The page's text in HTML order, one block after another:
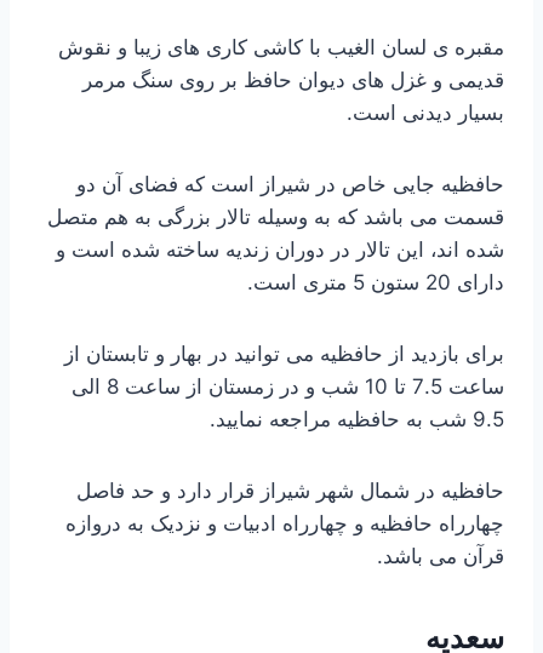
مقبره ی لسان الغیب با کاشی کاری های زیبا و نقوش
قدیمی و غزل های دیوان حافظ بر روی سنگ مرمر
بسیار دیدنی است.
حافظیه جایی خاص در شیراز است که فضای آن دو
قسمت می باشد که به وسیله تالار بزرگی به هم متصل
شده اند، این تالار در دوران زندیه ساخته شده است و
دارای 20 ستون 5 متری است.
برای بازدید از حافظیه می توانید در بهار و تابستان از
ساعت 7.5 تا 10 شب و در زمستان از ساعت 8 الی
9.5 شب به حافظیه مراجعه نمایید.
حافظیه در شمال شهر شیراز قرار دارد و حد فاصل
چهارراه حافظیه و چهارراه ادبیات و نزدیک به دروازه
قرآن می باشد.
سعدیه